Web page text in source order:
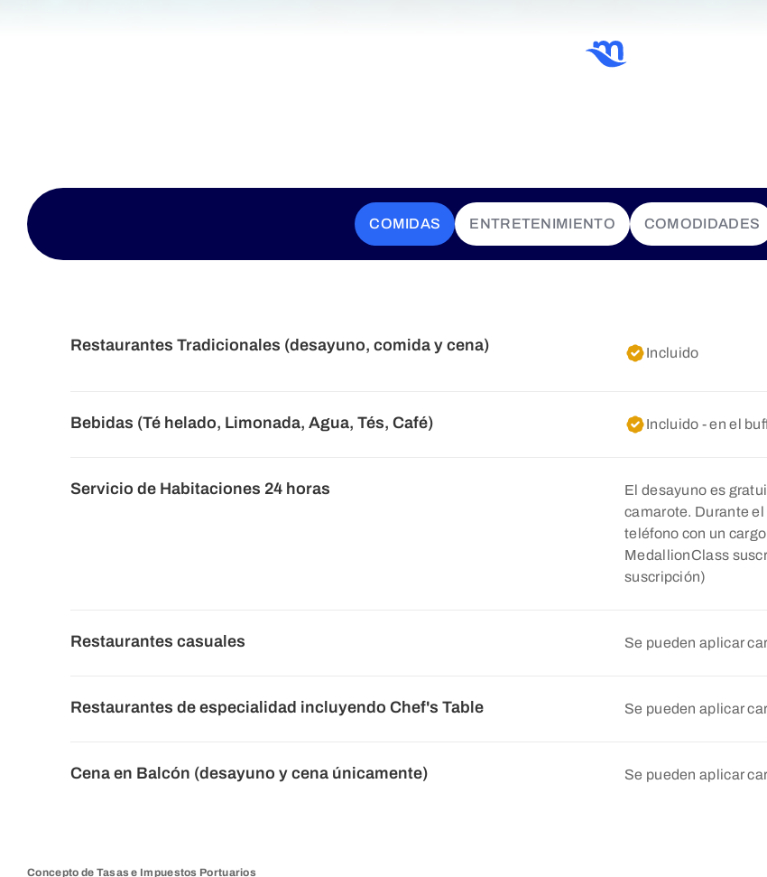
COMIDAS ENTRETENIMIENTO COMODIDADES
Restaurantes Tradicionales (desayuno, comida y cena) Incluido
Bebidas (Té helado, Limonada, Agua, Tés, Café) Incluido - en el
Servicio de Habitaciones 24 horas
El desayuno es
camarote. Durante
teléfono con un
MedallionClass
suscripción)
Restaurantes casuales Se pueden aplicar
Restaurantes de especialidad incluyendo Chef's Table Se pueden aplicar
Cena en Balcón (desayuno y cena únicamente) Se pueden aplicar
Concepto de Tasas e Impuestos Portuarios